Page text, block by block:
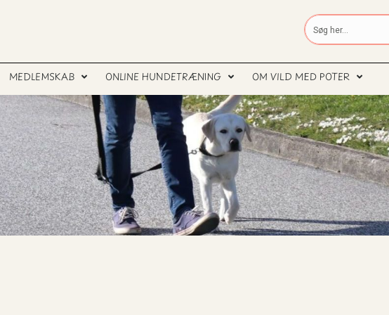
MEDLEMSKAB ONLINE HUNDETRÆNING OM VILD MED POTER